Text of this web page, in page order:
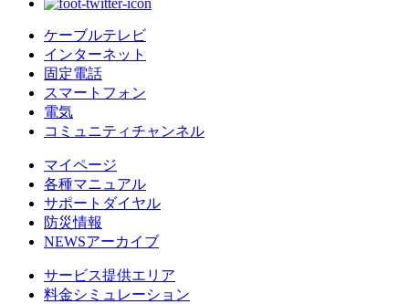
ケーブルテレビ
インターネット
固定電話
スマートフォン
電気
コミュニティチャンネル
マイページ
各種マニュアル
サポートダイヤル
防災情報
NEWSアーカイブ
サービス提供エリア
料金シミュレーション